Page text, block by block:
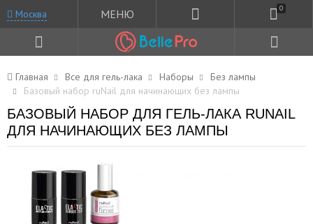
Москва МЕНЮ 0
Главная Все для гель-лака Наборы
Без лампы
Базовый набор ruNail для начинающих без лампы
БАЗОВЫЙ НАБОР ДЛЯ ГЕЛЬ-ЛАКА RUNAIL
ДЛЯ НАЧИНАЮЩИХ БЕЗ ЛАМПЫ